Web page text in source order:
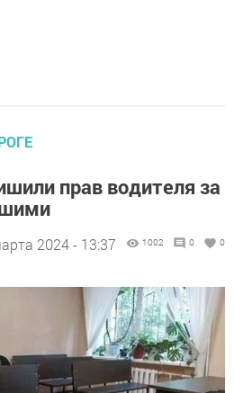
прав водителя за
2024 - 13:37 1002 0 0